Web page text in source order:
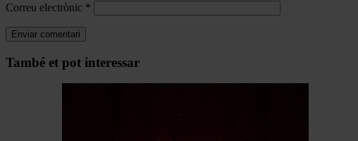
Correu electrònic *
Navegar
També et pot interessar